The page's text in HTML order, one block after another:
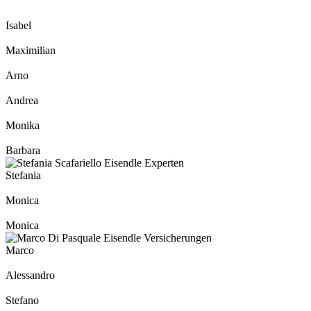
Isabel
Maximilian
Arno
Andrea
Monika
Barbara
Stefania
Monica
Monica
Marco
Alessandro
Stefano